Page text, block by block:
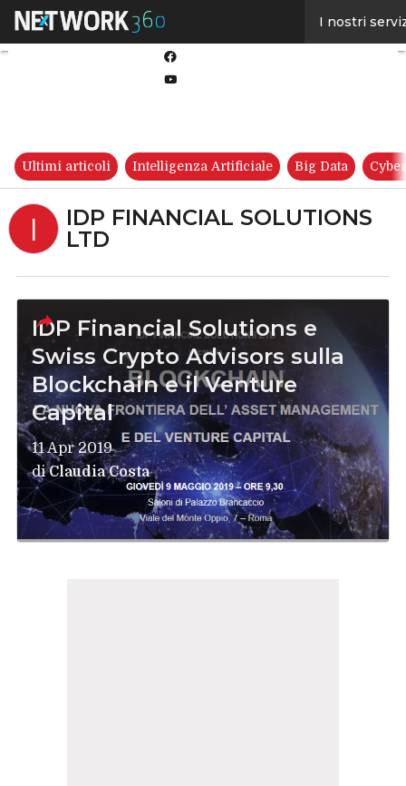
I nostri
Ultimi articoli Intelligenza Artificiale Big Data
I
IDP FINANCIAL SOLUTIONS
LTD
IDP Financial Solutions e
Swiss Crypto Advisors sulla
Blockchain e il Venture
Capital
11 Apr 2019
diClaudia Costa